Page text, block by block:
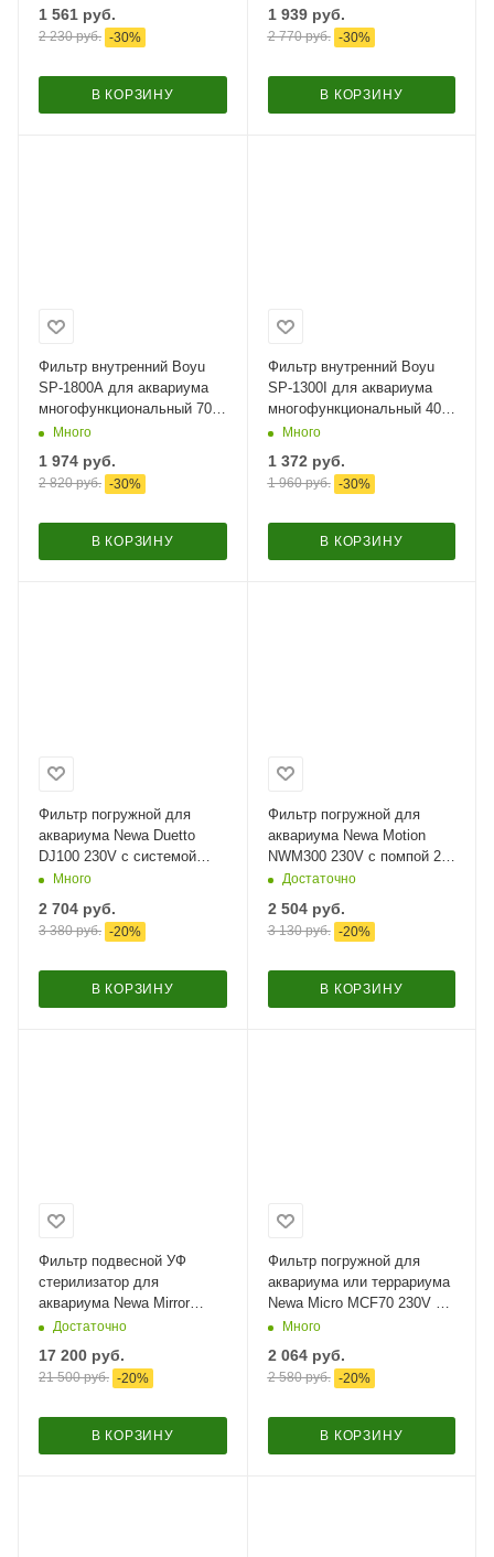
1 561 руб.
2 230руб. -30%
В КОРЗИНУ
1 939руб.
2 770руб. -30%
В КОРЗИНУ
Фильтр внутренний Boyu
SP-1800A для аквариума
многофункциональный 700
л/час
Много
1 974 руб.
2 820руб. -30%
В КОРЗИНУ
Фильтр внутренний Boyu
SP-1300I для аквариума
многофункциональный 400
л/час
Много
1 372 руб.
1 960руб. -30%
В КОРЗИНУ
Фильтр погружной для
аквариума Newa Duetto
DJ100 230V с системой
аэрации на 80 л
Много
2 704 руб.
3 380руб. -20%
В КОРЗИНУ
Фильтр погружной для
аквариума Newa Motion
NWM300 230V с помпой 20-
60 лДостаточно
2 504руб.
3 130руб. -20%
В КОРЗИНУ
Фильтр подвесной УФ
стерилизатор для
аквариума Newa Mirror
Hang On UVC filter 9W с
Достаточно
17 200 руб.
21 500руб. -20%
В КОРЗИНУ
Фильтр погружной для
аквариума или террариума
Newa Micro MCF70 230V с
системой аэрации 70 л
Много
2 064руб.
2 580руб. -20%
В КОРЗИНУ